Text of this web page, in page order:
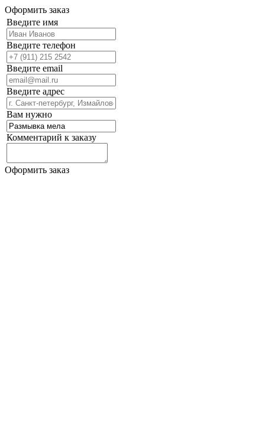
Оформить заказ
Введите имя
Введите телефон
Введите email
Введите адрес
Вам нужно
Комментарий к заказу
Оформить заказ